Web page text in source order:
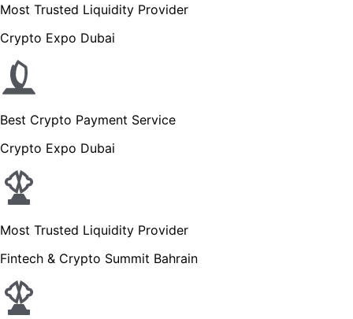
Most Trusted Liquidity Provider
Crypto Expo Dubai
Best Crypto Payment Service
Crypto Expo Dubai
Most Trusted Liquidity Provider
Fintech & Crypto Summit Bahrain